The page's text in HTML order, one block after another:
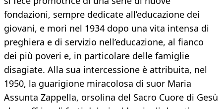
fondazioni, sempre dedicate all’educazione dei
giovani, e morì nel 1934 dopo una vita intensa di
preghiera e di servizio nell’educazione, al fianco
dei più poveri e, in particolare delle famiglie
disagiate. Alla sua intercessione è attribuita, nel
1950, la guarigione miracolosa di suor Maria
Assunta Zappella, orsolina del Sacro Cuore di Gesù